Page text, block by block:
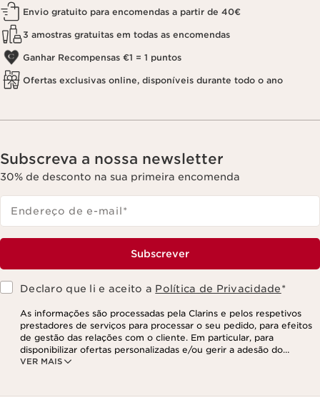
Envio gratuito para encomendas a partir de 40€
3 amostras gratuitas em todas as encomendas
Ganhar Recompensas €1 = 1 puntos
Ofertas exclusivas online, disponíveis durante todo o ano
Subscreva a nossa newsletter
30% de desconto na sua primeira encomenda
Endereço de e-mail*
Subscrever
Declaro que li e aceito a Política de Privacidade*
VER MAIS
As informações são processadas pela Clarins e pelos respetivos
prestadores de serviços para processar o seu pedido, para efeitos
de gestão das relações com o cliente. Em particular, para
disponibilizar ofertas personalizadas e/ou gerir a adesão do
utilizador ao nosso programa de fidelização e para criar o seu